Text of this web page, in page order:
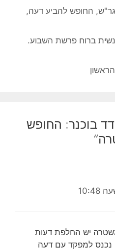
גר"ש, החופש להביע דעה,
נשית ברוח פרשת השבוע.
בוכנר: החופש
יש החלפת דעות
נכנס למפקד עם דעה